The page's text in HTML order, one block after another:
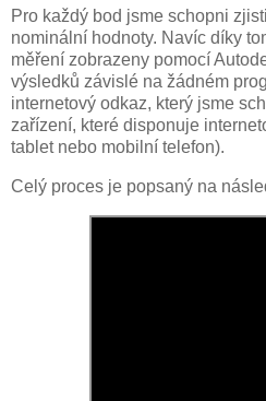
Pro každý bod jsme schopni
nominální hodnoty. Navíc díky
měření zobrazeny pomocí
výsledků závislé na žádném
internetový odkaz, který jsme
zařízení, které disponuje
tablet nebo mobilní telefon).
Celý proces je popsaný na